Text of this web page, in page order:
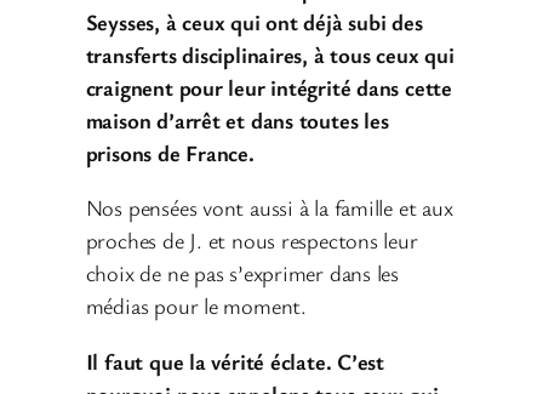
Seysses, à ceux qui ont déjà subi des
transferts disciplinaires, à tous ceux qui
craignent pour leur intégrité dans cette
maison d’arrêt et dans toutes les
prisons de France.
Nos pensées vont aussi à la famille et aux
proches de J. et nous respectons leur
choix de ne pas s’exprimer dans les
médias pour le moment.
Il faut que la vérité éclate. C’est